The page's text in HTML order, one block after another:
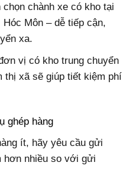
chành xe có kho tại
Môn – dễ tiếp cận,
xa.
vị có kho trung chuyển
thị xã sẽ giúp tiết kiệm phí
ghép hàng
ít, hãy yêu cầu gửi
hơn nhiều so với gửi